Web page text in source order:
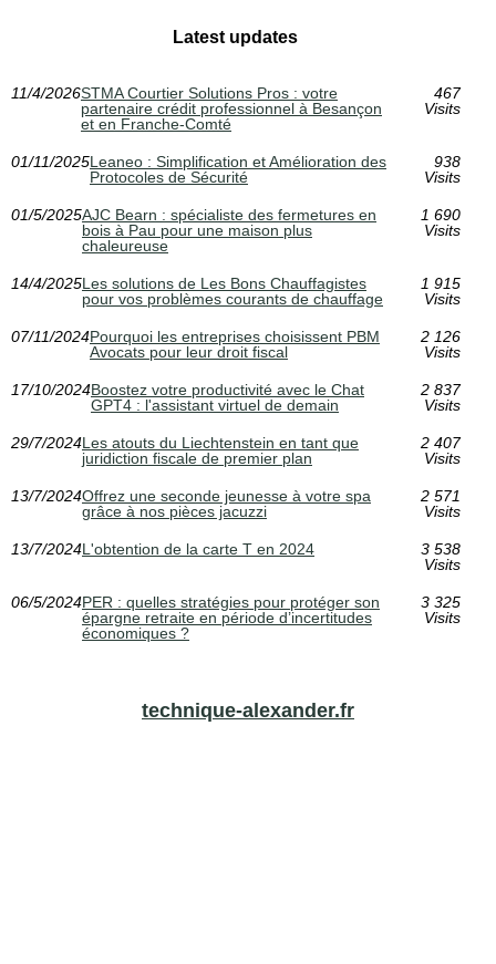
Latest updates
11/4/2026STMA Courtier Solutions Pros : votre
partenaire crédit professionnel à Besançon
et en Franche-Comté
467
Visits
01/11/2025Leaneo : Simplification et Amélioration des
Protocoles de Sécurité
938
Visits
01/5/2025AJC Bearn : spécialiste des fermetures en
bois à Pau pour une maison plus
chaleureuse
1 690
Visits
14/4/2025Les solutions de Les Bons Chauffagistes
pour vos problèmes courants de chauffage
1 915
Visits
07/11/2024Pourquoi les entreprises choisissent PBM
Avocats pour leur droit fiscal
2 126
Visits
17/10/2024Boostez votre productivité avec le Chat
GPT4 : l'assistant virtuel de demain
2 837
Visits
29/7/2024Les atouts du Liechtenstein en tant que
juridiction fiscale de premier plan
2 407
Visits
13/7/2024Offrez une seconde jeunesse à votre spa
grâce à nos pièces jacuzzi
2 571
Visits
13/7/2024L'obtention de la carte T en 2024
3 538
Visits
06/5/2024PER : quelles stratégies pour protéger son
épargne retraite en période d’incertitudes
économiques ?
3 325
Visits
technique-alexander.fr